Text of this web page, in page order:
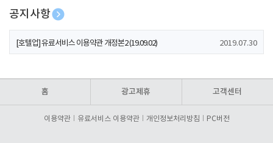
공지사항
[호텔업] 개인정보 처리방침 개정본1 (19.09.02)
[호텔업] 유료서비스 이용약관 개정본2 (19.09.02) 2019.07.30
홈 광고제휴 고객센터
이용약관 유료서비스 이용약관 개인정보처리방침 PC버전